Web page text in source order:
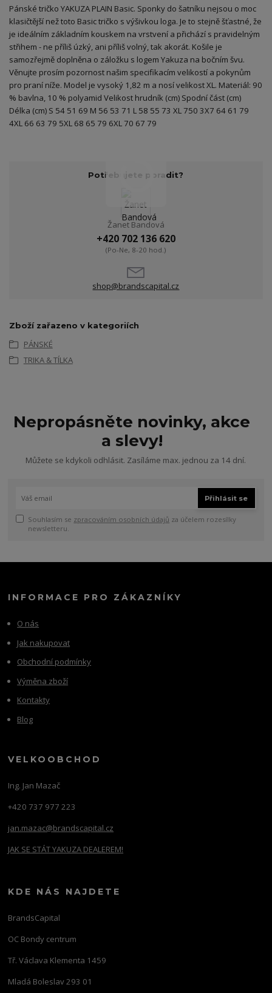
Pánské tričko YAKUZA PLAIN Basic. Sponky do šatníku nejsou o moc
klasičtější než toto Basic tričko s výšivkou loga. Je to stejně šťastné, že
je ideálním základním kouskem na vrstvení a přichází s pravidelným
střihem - ne příliš úzký, ani příliš volný, tak akorát. Košile je
samozřejmě doplněna o záložku s logem Yakuza na bočním švu.
Věnujte prosím pozornost našim specifikacím velikostí a pokynům
pro praní níže. Model je vysoký 1,82 m a nosí velikost XL. Materiál: 90
% bavlna, 10 % polyamid Velikost hrudník (cm) Spodní část (cm)
Délka (cm) S 54 51 69 M 56 53 71 L 58 55 73 XL 750 3X7 64 61 79
4XL 66 63 79 5XL 68 65 79 6XL 70 67 79
Potřebujete poradit?
Žanet Bandová
+420 702 136 620
(Po-Ne, 8-20 hod.)
shop@brandscapital.cz
Zboží zařazeno v kategoriích
PÁNSKÉ
TRIKA & TÍLKA
Nepropásněte novinky, akce
a slevy!
Můžete se kdykoli odhlásit. Zasíláme max. jednou za 14 dní.
Přihlásit se
Souhlasím se zpracováním osobních údajů za účelem rozesílky
newsletteru.
INFORMACE PRO ZÁKAZNÍKY
O nás
Jak nakupovat
Obchodní podmínky
Výměna zboží
Kontakty
Blog
VELKOOBCHOD
Ing. Jan Mazač
+420 737 977 223
jan.mazac@brandscapital.cz
JAK SE STÁT YAKUZA DEALEREM!
KDE NÁS NAJDETE
BrandsCapital
OC Bondy centrum
Tř. Václava Klementa 1459
Mladá Boleslav 293 01